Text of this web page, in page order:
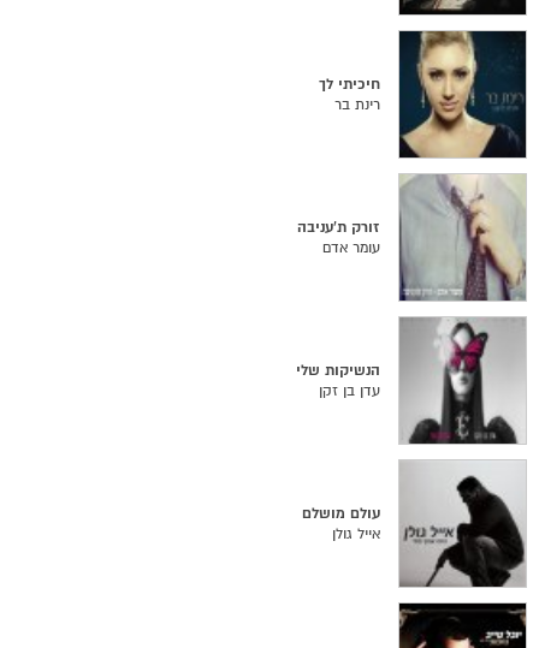
חיכיתי לך
רינת בר
זורק ת'עניבה
עומר אדם
הנשיקות שלי
עדן בן זקן
עולם מושלם
אייל גולן